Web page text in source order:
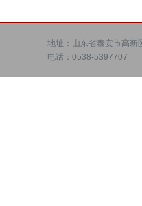
地址：山东省泰安市高新
电话：0538-5397707